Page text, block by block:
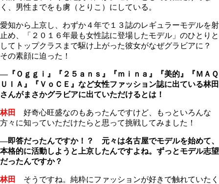
く、男性までをも虜（とりこ）にしている。
愛知から上京し、わずか４年で１３誌のレギュラーモデルを射
止め、「２０１６年最も女性誌に登場したモデル」のひとりと
してトップクラスまで駆け上がった彼女がなぜグラビアに？
その素顔に迫った！
―『Ｏｇｇｉ』『２５ａｎｓ』『ｍｉｎａ』『美的』『ＭＡＱ
ＵＩＡ』『ＶｏＣＥ』など女性ファッション誌に出ている林田
さんがまさかグラビアに出ていただけるとは！
林田
好奇心旺盛なのもあったんですけど、もっといろんな
方々に知っていただけたらと思って挑戦してみました！
―即答だったんですか！？ 元々は名古屋でモデルを始めて、
本格的に活動しようと上京したんですよね。ずっとモデル志望
だったんですか？
林田
そうですね。純粋にファッションが好きで触れていたく